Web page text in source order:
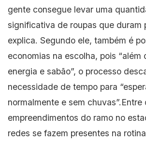
gente consegue levar uma
significativa de roupas que duram
explica. Segundo ele, também é
economias na escolha, pois “além
energia e sabão”, o processo
necessidade de tempo para
normalmente e sem chuvas”.Entre
empreendimentos do ramo no
redes se fazem presentes na